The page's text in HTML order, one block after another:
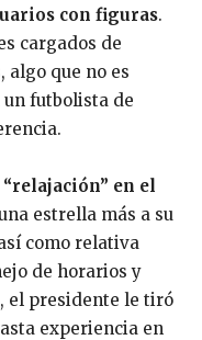
con figuras.
cargados de
algo que no es
futbolista de
en el
estrella más a su
como relativa
de horarios y
el presidente le tiró
experiencia en